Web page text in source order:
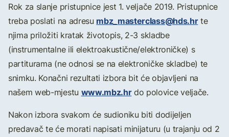
Rok za slanje pristupnice jest 1. veljače 2019. Pristupnice
treba poslati na adresu mbz_masterclass@hds.hrte
njima priložiti kratak životopis, 2-3 skladbe
(instrumentalne ili elektroakustične/elektroničke) s
partiturama (ne odnosi se na elektroničke skladbe) te
snimku. Konačni rezultati izbora bit će objavljeni na
našem web-mjestu www.mbz.hrdo polovice veljače.
Nakon izbora svakom će sudioniku biti dodijeljen
predavač te će morati napisati minijaturu (u trajanju od 2